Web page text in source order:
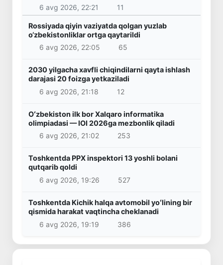
6 avg 2026, 22:21 11
Rossiyada qiyin vaziyatda qolgan yuzlab
o‘zbekistonliklar ortga qaytarildi
6 avg 2026, 22:05
65
2030 yilgacha xavfli chiqindilarni qayta ishlash
darajasi 20 foizga yetkaziladi
6 avg 2026, 21:18
12
Oʻzbekiston ilk bor Xalqaro informatika
olimpiadasi — IOI 2026ga mezbonlik qiladi
6 avg 2026, 21:02
253
Toshkentda PPX inspektori 13 yoshli bolani
qutqarib qoldi
6 avg 2026, 19:26
527
Toshkentda Kichik halqa avtomobil yoʻlining bir
qismida harakat vaqtincha cheklanadi
6 avg 2026, 19:19
386